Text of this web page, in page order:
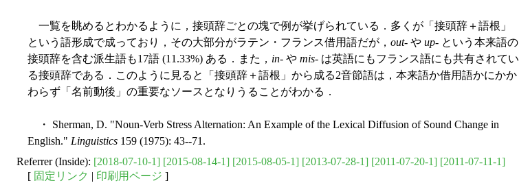
一覧を眺めるとわかるように，接頭辞ごとの塊で例が挙げられている．多くが「接頭辞＋語根」
という語形成で成っており，その大部分がラテン・フランス借用語だが， out- や up- という本来語の
接頭辞を含む派生語も17語 (11.33%) ある．また， in- や mis- は英語にもフランス語にも共有されてい
る接頭辞である．このように見ると「接頭辞＋語根」から成る2音節語は，本来語か借用語かにかか
わらず「名前動後」の重要なソースとなりうることがわかる．
・ Sherman, D. "Noun-Verb Stress Alternation: An Example of the Lexical Diffusion of Sound Change in
English." Linguistics 159 (1975): 43--71.
Referrer (Inside): [2018-07-10-1] [2015-08-14-1] [2015-08-05-1] [2013-07-28-1] [2011-07-20-1] [2011-07-11-1]
[ 固定リンク | 印刷用ページ ]